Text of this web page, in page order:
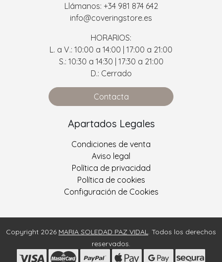
Llámanos: +34 981 874 642
info@coveringstore.es
HORARIOS:
L. a V.: 10:00 a 14:00 | 17:00 a 21:00
S.: 10:30 a 14:30 | 17:30 a 21:00
D.: Cerrado
Contacta
Apartados Legales
Condiciones de venta
Aviso legal
Política de privacidad
Política de cookies
Configuración de Cookies
Copyright 2026 MARIA SOLEDAD PAZ VIDAL
. Todos los derechos
reservados.